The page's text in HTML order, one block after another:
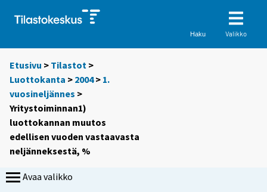
Haku Valikko
Etusivu > Tilastot >
Luottokanta > 2004> 1.
vuosineljännes >
Yritystoiminnan1)
luottokannan muutos
edellisen vuoden vastaavasta
neljänneksestä, %
Avaa valikko